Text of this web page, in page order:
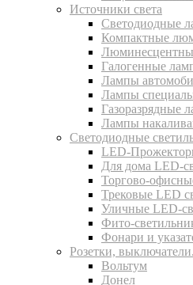
Источники света
Светодиодные
Компактные
Галогенные
Лампы
Лампы
Газоразрядные
Лампы
Светодиодные
LED-
Для дома LED-
Торгово-
Трековые LED
Уличные LED-
Фито-
Фонари и
Розетки,
Вольтум
Донел